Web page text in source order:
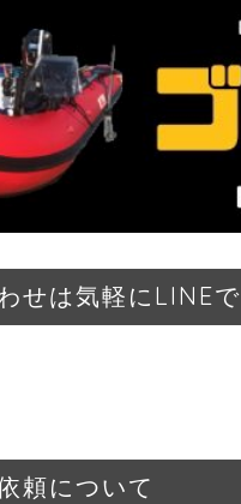
せは気軽にLINEで
頼について